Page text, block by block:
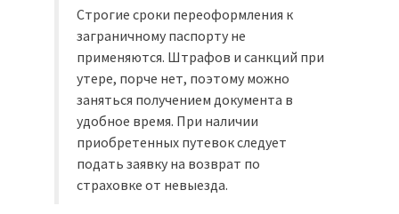
Строгие сроки переоформления к
заграничному паспорту не
применяются. Штрафов и санкций при
утере, порче нет, поэтому можно
заняться получением документа в
удобное время. При наличии
приобретенных путевок следует
подать заявку на возврат по
страховке от невыезда.